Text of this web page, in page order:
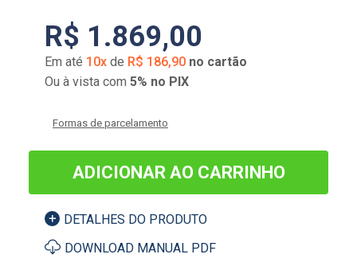
R$ 1 .869,00
Em até 10x de R$ 186,90 no cartão
Ou à vista com 5% no PIX
Formas de parcelamento
ADICIONAR AO CARRINHO
DETALHES DO PRODUTO
DOWNLOAD MANUAL PDF